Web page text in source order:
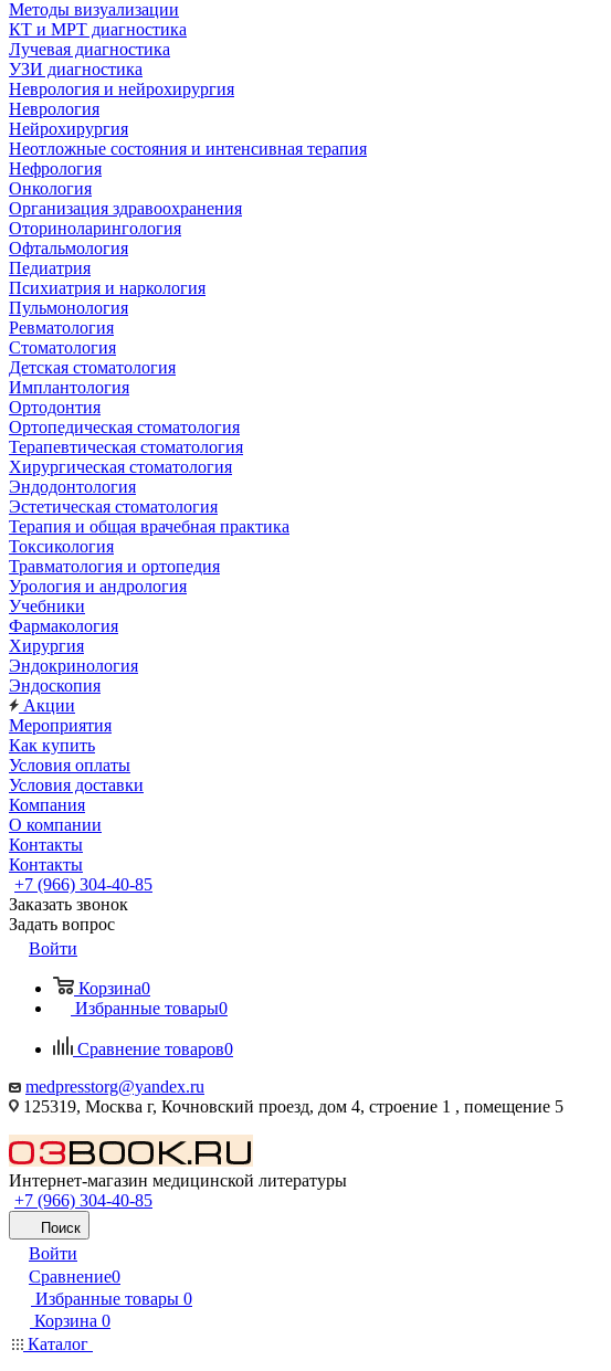
Методы визуализации
КТ и МРТ диагностика
Лучевая диагностика
УЗИ диагностика
Неврология и нейрохирургия
Неврология
Нейрохирургия
Неотложные состояния и интенсивная терапия
Нефрология
Онкология
Организация здравоохранения
Оториноларингология
Офтальмология
Педиатрия
Психиатрия и наркология
Пульмонология
Ревматология
Стоматология
Детская стоматология
Имплантология
Ортодонтия
Ортопедическая стоматология
Терапевтическая стоматология
Хирургическая стоматология
Эндодонтология
Эстетическая стоматология
Терапия и общая врачебная практика
Токсикология
Травматология и ортопедия
Урология и андрология
Учебники
Фармакология
Хирургия
Эндокринология
Эндоскопия
Акции
Мероприятия
Как купить
Условия оплаты
Условия доставки
Компания
О компании
Контакты
Контакты
+7 (966) 304-40-85
Заказать звонок
Задать вопрос
Войти
Корзина0
Избранные товары0
Сравнение товаров0
medpresstorg@yandex.ru
125319, Москва г, Кочновский проезд, дом 4, строение 1 , помещение 5
Интернет-магазин медицинской литературы
+7 (966) 304-40-85
Поиск
Войти
Сравнение0
Избранные товары 0
Корзина 0
Каталог